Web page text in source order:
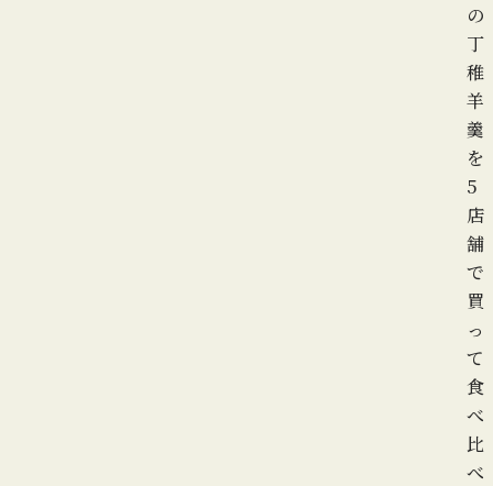
の
丁
稚
羊
羹
を
5
店
舗
で
買
っ
て
食
べ
比
べ